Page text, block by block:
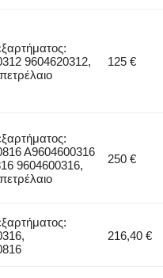
9604620312,
125 €
A9604600316
9604600316,
250 €
216,40 €